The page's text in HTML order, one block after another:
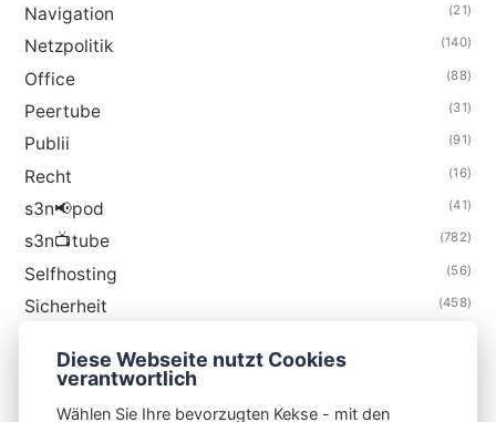
Navigation (21)
Netzpolitik (140)
Office (88)
Peertube (31)
Publii (91)
Recht (16)
s3n📢pod (41)
s3n📺tube (782)
Selfhosting (56)
Sicherheit (458)
Thunderbird
Diese Webseite nutzt Cookies
verantwortlich
Wählen Sie Ihre bevorzugten Kekse - mit den